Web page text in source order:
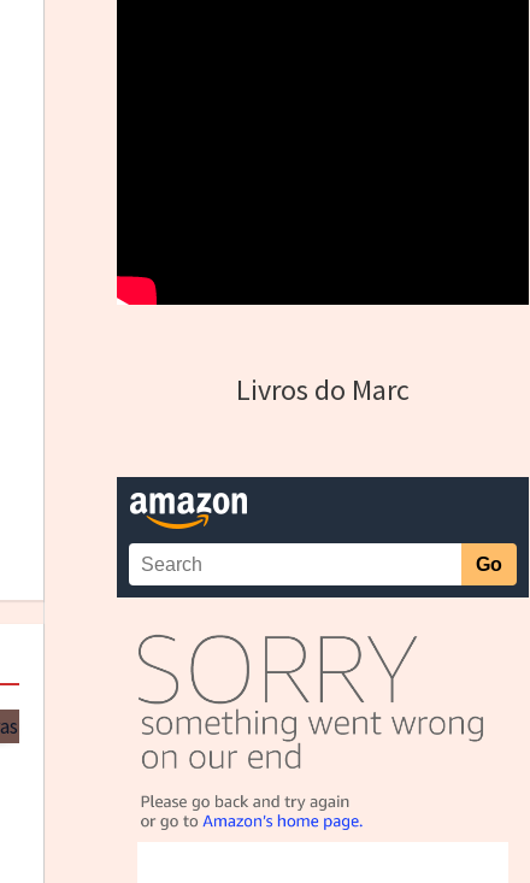
Livros do Marc